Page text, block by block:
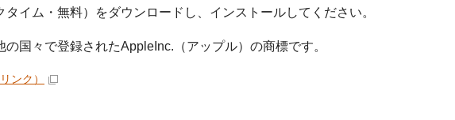
イム・無料）をダウンロードし、インストールしてください。
国々で登録されたAppleInc.（アップル）の商標です。
ンク）